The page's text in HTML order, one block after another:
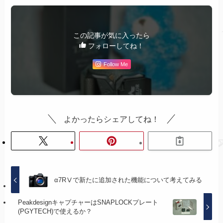
この記事が気に入ったら
フォローしてね！
Follow Me
よかったらシェアしてね！
α7RⅤで新たに追加された機能について考えてみる
PeakdesignキャプチャーはSNAPLOCKプレート
(PGYTECH)で使えるか？